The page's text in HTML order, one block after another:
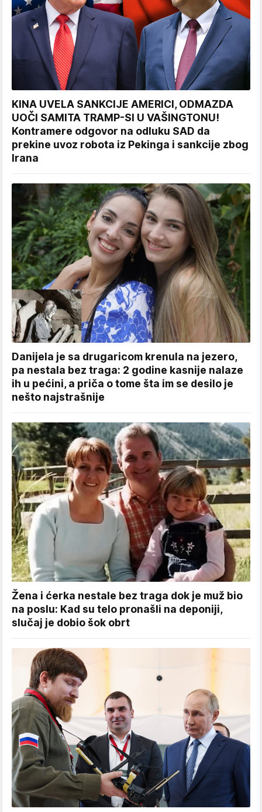
KINA UVELA SANKCIJE AMERICI, ODMAZDA
UOČI SAMITA TRAMP-SI U VAŠINGTONU!
Kontramere odgovor na odluku SAD da
prekine uvoz robota iz Pekinga i sankcije zbog
Irana
Danijela je sa drugaricom krenula na jezero,
pa nestala bez traga: 2 godine kasnije nalaze
ih u pećini, a priča o tome šta im se desilo je
nešto najstrašnije
Žena i ćerka nestale bez traga dok je muž bio
na poslu: Kad su telo pronašli na deponiji,
slučaj je dobio šok obrt